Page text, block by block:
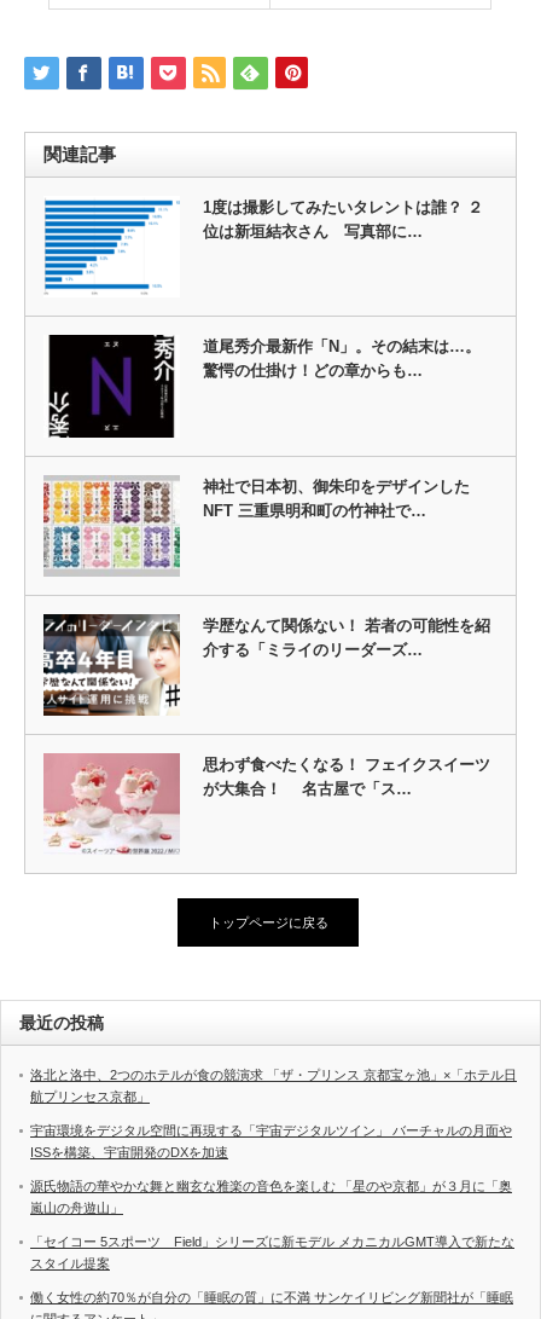
関連記事
1度は撮影してみたいタレントは誰？ ２
位は新垣結衣さん 写真部に…
道尾秀介最新作「N」。その結末は…。
驚愕の仕掛け！どの章からも…
神社で日本初、御朱印をデザインした
NFT 三重県明和町の竹神社で…
学歴なんて関係ない！ 若者の可能性を紹
介する「ミライのリーダーズ…
思わず食べたくなる！ フェイクスイーツ
が大集合！ 名古屋で「ス…
トップページに戻る
最近の投稿
洛北と洛中、2つのホテルが食の競演求 「ザ・プリンス 京都宝ヶ池」×「ホテル日
航プリンセス京都」
宇宙環境をデジタル空間に再現する「宇宙デジタルツイン」 バーチャルの月面や
ISSを構築、宇宙開発のDXを加速
源氏物語の華やかな舞と幽玄な雅楽の音色を楽しむ 「星のや京都」が３月に「奥
嵐山の舟遊山」
「セイコー 5スポーツ Field」シリーズに新モデル メカニカルGMT導入で新たな
スタイル提案
働く女性の約70％が自分の「睡眠の質」に不満 サンケイリビング新聞社が「睡眠